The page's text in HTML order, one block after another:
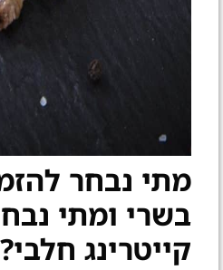
מתי נבחר
בשרי ומתי
קייטרינג חלבי?